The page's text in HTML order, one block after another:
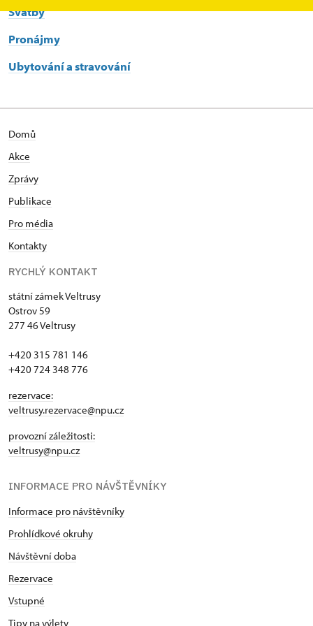
Svatby
Pronájmy
Ubytování a stravování
Domů
Akce
Zprávy
Publikace
Pro média
Kontakty
RYCHLÝ KONTAKT
státní zámek Veltrusy
Ostrov 59
277 46 Veltrusy
+420 315 781 146
+420 724 348 776
rezervace:
veltrusy.rezervace@npu.cz
provozní záležitosti:
veltrusy@npu.cz
INFORMACE PRO NÁVŠTĚVNÍKY
Informace pro návštěvníky
Prohlídkové okruhy
Návštěvní doba
Rezervace
Vstupné
Tipy na výlety